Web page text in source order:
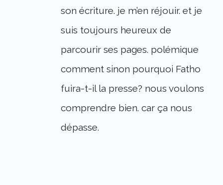
son écriture. je m’en réjouir. et je
suis toujours heureux de
parcourir ses pages. polémique
comment sinon pourquoi Fatho
fuira-t-il la presse? nous voulons
comprendre bien. car ça nous
dépasse.